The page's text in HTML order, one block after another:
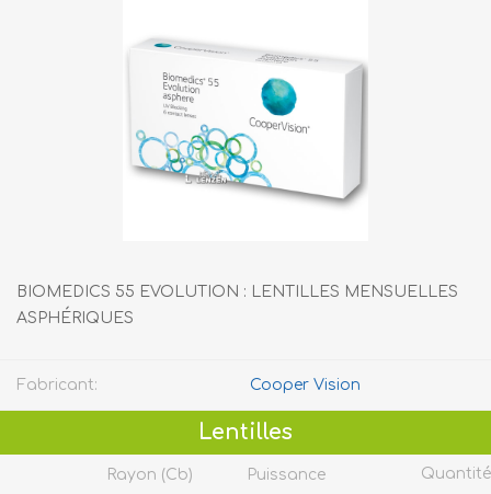
BIOMEDICS 55 EVOLUTION : LENTILLES MENSUELLES
ASPHÉRIQUES
Fabricant: Cooper Vision
Lentilles
Rayon (cb) Puissance Quantité